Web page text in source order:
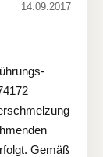
14.09.2017
Gemäß